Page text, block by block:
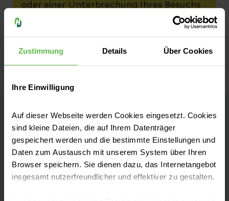
Zustimmung Details Über Cookies
Ihre Einwilligung
Auf dieser Webseite werden Cookies eingesetzt. Cookies
sind kleine Dateien, die auf Ihrem Datenträger
gespeichert werden und die bestimmte Einstellungen und
Daten zum Austausch mit unserem System über Ihren
Browser speichern. Sie dienen dazu, das Internetangebot
insgesamt nutzerfreundlicher und effektiver zu gestalten.
oder einer Unterbrechung Ihres Besuchs
rechnen müssen.
Helios Klinik Jerichower Land
Kontakt
August-Bebel-Straße 55a